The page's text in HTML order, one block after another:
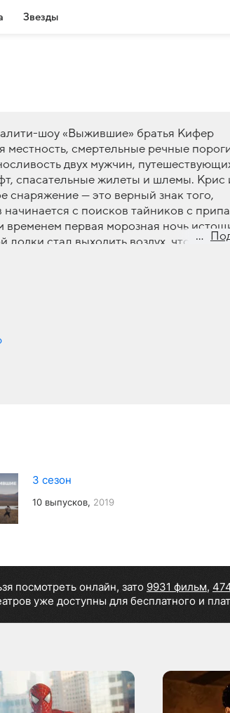
Звезды
шоу «Выжившие» братья Кифер
смертельные речные
двух мужчин,
спасательные жилеты и шлемы. Крис
снаряжение — это верный знак того,
с поисков тайников с
первая морозная ночь
лодки стал выходить воздух, что стало
3 сезон
10 выпусков, 2019
посмотреть онлайн, зато 9931 фильм,
уже доступны для бесплатного и